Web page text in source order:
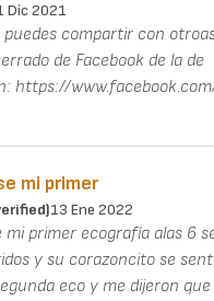
Dic 2021
puedes compartir con
de Facebook de la de
https://
mi primer
13 Ene 2022
mi primer ecografía alas 6
y su corazoncito se
eco y me dijeron